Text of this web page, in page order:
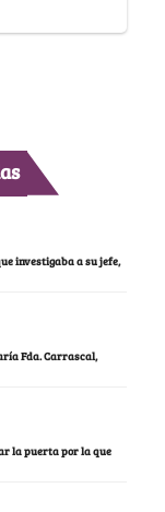
investigaba a su jefe,
Fda. Carrascal,
la puerta por la que